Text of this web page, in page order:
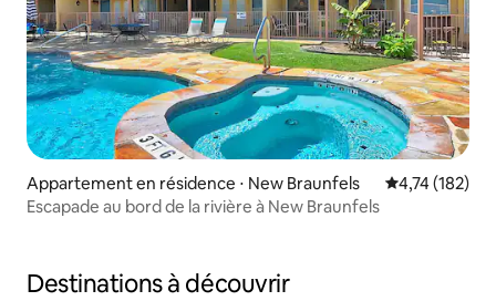
Appartement en résidence ⋅ New Braunfels Évaluation
4,74 (182)
Escapade au bord de la rivière à New Braunfels
Destinations à découvrir